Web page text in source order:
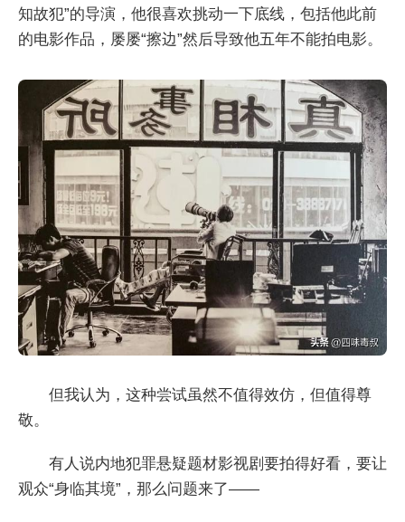
知故犯”的导演，他很喜欢挑动一下底线，包括他此前
的电影作品，屡屡“擦边”然后导致他五年不能拍电影。
但我认为，这种尝试虽然不值得效仿，但值得尊
敬。
有人说内地犯罪悬疑题材影视剧要拍得好看，要让
观众“身临其境”，那么问题来了——